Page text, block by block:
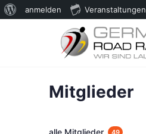
Über
anmelden Veranstaltungen
Mitglieder
alle Mitglieder 49